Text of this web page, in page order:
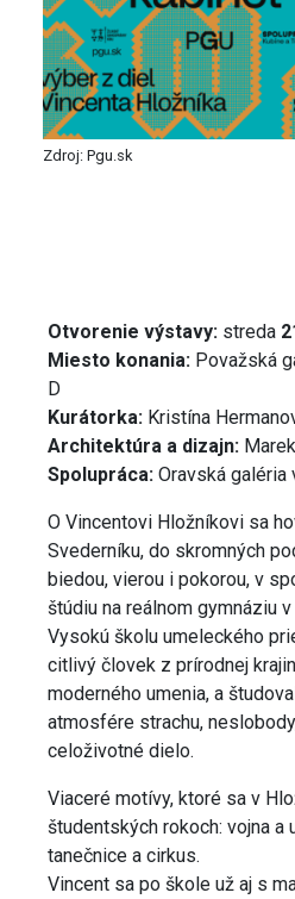
Zdroj: Pgu.sk
Otvorenie výstavy: streda
Miesto konania: Považská
D
Kurátorka: Kristína
Architektúra a dizajn:
Spolupráca: Oravská galéria
O Vincentovi Hložníkovi sa
Svederníku, do skromných
biedou, vierou i pokorou, v
štúdiu na reálnom gymnáziu
Vysokú školu umeleckého
citlivý človek z prírodnej
moderného umenia, a
atmosfére strachu,
celoživotné dielo.
Viaceré motívy, ktoré sa v
študentských rokoch: vojna
tanečnice a cirkus.
Vincent sa po škole už aj s